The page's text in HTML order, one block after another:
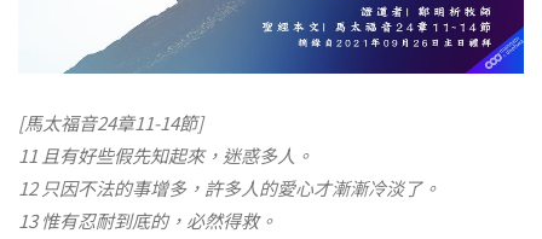
[馬太福音24章11-14節]
11 且有好些假先知起來，迷惑多人。
12 只因不法的事增多，許多人的愛心才漸漸冷淡了。
13 惟有忍耐到底的，必然得救。